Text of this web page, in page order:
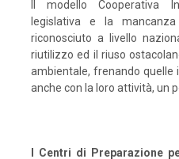
Il modello Cooperativa
legislativa e la
riconosciuto a livello
riutilizzo ed il riuso
ambientale, frenando quelle
anche con la loro attività, un
I Centri di Preparazione